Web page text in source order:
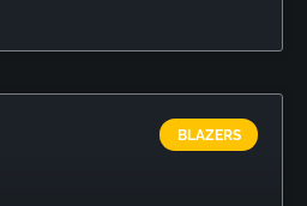
BLAZERS